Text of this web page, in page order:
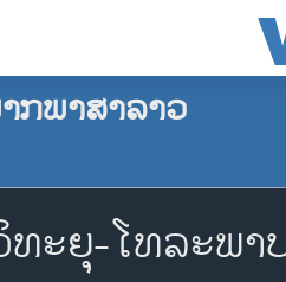
ກພາສາລາວ
ະຍຸ-ໂທລະພາ